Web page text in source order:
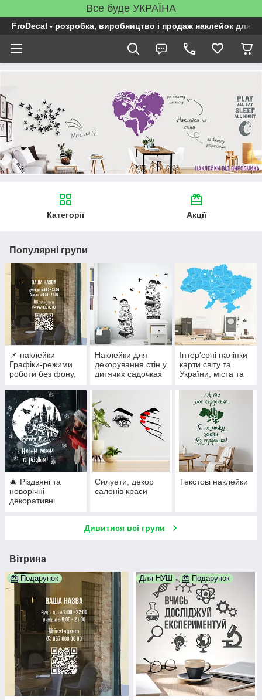
Все буде УКРАЇНА
FroDecal - розробка, виробництво і продаж наклейок для
Категорії Акції
Популярні групи
📌 наклейки
Графіки-режими
роботи без фону,
кодом
Наклейки для
декорування стін у
дитячих садочках
Української Школи
Інтер'єрні наліпки
карти світу та
України, міста та
🎄 Різдвяні та
новорічні
декоративні
Силуети, декор
салонів краси
Текстові наклейки
Дивитися всі групи
Вітрина
Подарунок Для НУШ Подарунок